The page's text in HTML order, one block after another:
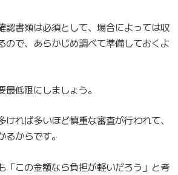
認書類は必須として、場合によっては収
ので、あらかじめ調べて準備しておくよ
低限にしましょう。
れば多いほど慎重な審査が行われて、
からです。
「この金額なら負担が軽いだろう」と考